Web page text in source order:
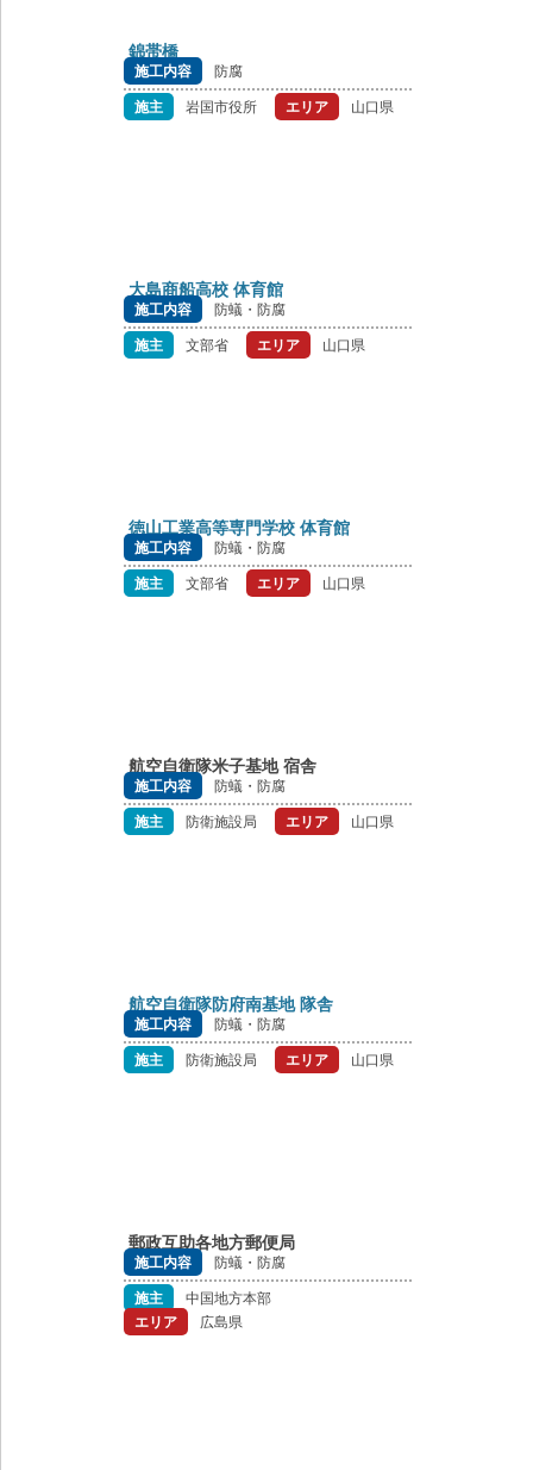
錦帯橋
施工内容
防腐
施主
岩国市役所 エリア 山口県
大島商船高校 体育館
施工内容
防蟻・防腐
施主
文部省 エリア 山口県
徳山工業高等専門学校 体育館
施工内容
防蟻・防腐
施主
文部省 エリア 山口県
航空自衛隊米子基地 宿舎
施工内容
防蟻・防腐
施主
防衛施設局 エリア 山口県
航空自衛隊防府南基地 隊舎
施工内容
防蟻・防腐
施主
防衛施設局 エリア 山口県
郵政互助各地方郵便局
施工内容
防蟻・防腐
施主
中国地方本部
エリア
広島県